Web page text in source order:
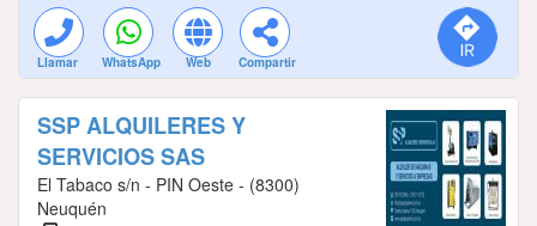
Llamar WhatsApp Web Compartir
SSP ALQUILERES Y
SERVICIOS SAS
El Tabaco s/n - PIN Oeste - (8300)
Neuquén